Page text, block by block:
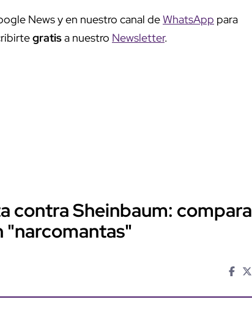
News y en nuestro canal deWhatsApp para
gratisa nuestro Newsletter.
contra Sheinbaum: compara
"narcomantas"